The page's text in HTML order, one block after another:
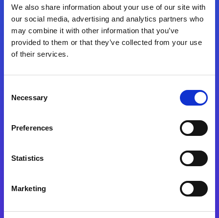
We also share information about your use of our site with
our social media, advertising and analytics partners who
may combine it with other information that you’ve
provided to them or that they’ve collected from your use
of their services.
Selection
Necessary
Preferences
Statistics
Marketing
お問合せ
フォローする